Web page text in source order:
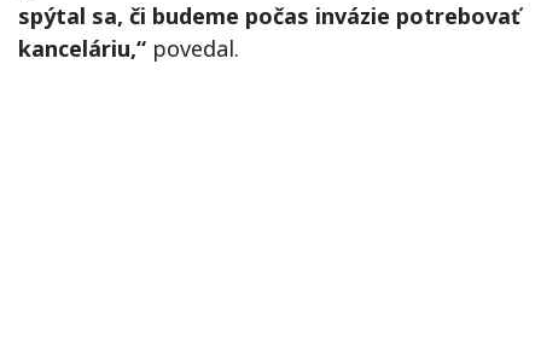
spýtal sa, či budeme počas invázie potrebovať
kanceláriu,“ povedal.